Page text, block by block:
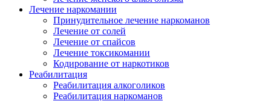
Лечение наркомании
Принудительное лечение наркоманов
Лечение от солей
Лечение от спайсов
Лечение токсикомании
Кодирование от наркотиков
Реабилитация
Реабилитация алкоголиков
Реабилитация наркоманов